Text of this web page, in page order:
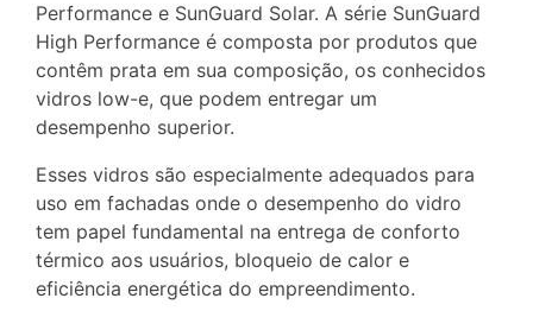
Performance e SunGuard Solar. A série SunGuard
High Performance é composta por produtos que
contêm prata em sua composição, os conhecidos
vidros low-e, que podem entregar um
desempenho superior.
Esses vidros são especialmente adequados para
uso em fachadas onde o desempenho do vidro
tem papel fundamental na entrega de conforto
térmico aos usuários, bloqueio de calor e
eficiência energética do empreendimento.